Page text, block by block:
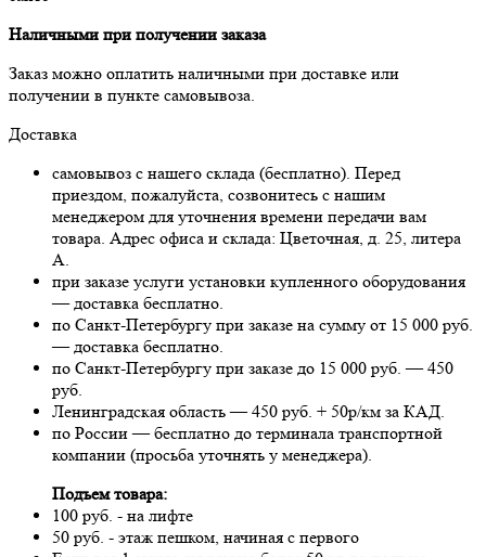
Наличными при получении заказа
Заказ можно оплатить наличными при доставке или
получении в пункте самовывоза.
Доставка
самовывоз с нашего склада (бесплатно). Перед
приездом, пожалуйста, созвонитесь с нашим
менеджером для уточнения времени передачи вам
товара. Адрес офиса и склада: Цветочная, д. 25, литера
А.
при заказе услуги установки купленного оборудования
— доставка бесплатно.
по Санкт-Петербургу при заказе на сумму от 15 000 руб.
— доставка бесплатно.
по Санкт-Петербургу при заказе до 15 000 руб. — 450
руб.
Ленинградская область — 450 руб. + 50р/км за КАД.
по России — бесплатно до терминала транспортной
компании (просьба уточнять у менеджера).
Подъем товара:
100 руб. - на лифте
50 руб. - этаж пешком, начиная с первого